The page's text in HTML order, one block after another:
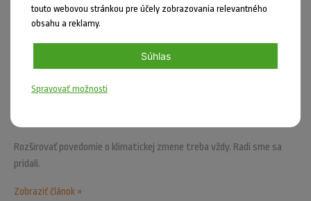
Uverejnil: Anna Uhrinová dňa 12.09.2022
Rozširovať povedomie o klimatickej zmene treba vždy. Radi sme sa
pridali.
Zobraziť článok »
touto webovou stránkou pre účely zobrazovania relevantného
obsahu a reklamy.
Súhlas
Spravovať možnosti